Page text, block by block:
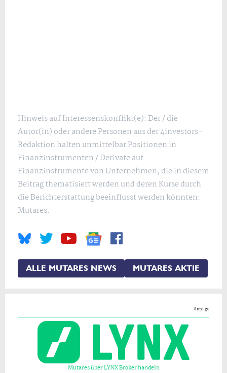
Hinweis auf Interessenskonflikt(e): Der / die
Autor(in) oder andere Personen aus der 4investors-
Redaktion halten unmittelbar Positionen in
Finanzinstrumenten / Derivate auf
Finanzinstrumente von Unternehmen, die in diesem
Beitrag thematisiert werden und deren Kurse durch
die Berichterstattung beeinflusst werden könnten:
Mutares.
ALLE MUTARES NEWS MUTARES AKTIE
Anzeige
Mutares über LYNX Broker handeln